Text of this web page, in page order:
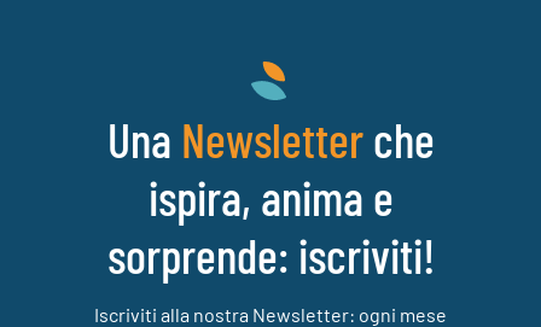
Una Newsletterche
ispira, anima e
sorprende: iscriviti!
Iscriviti alla nostra Newsletter: ogni mese